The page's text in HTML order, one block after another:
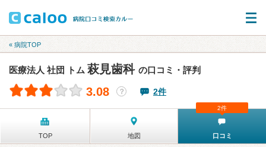
« 病院TOP
医療法人 社団 トム 萩見歯科 の口コミ・評判
3.08 ？ 2件
TOP 地図 口コミ
2件